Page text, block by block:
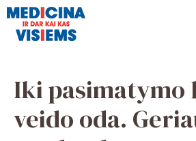
Pereiti
turinio
Iki pasimatymo
veido oda.